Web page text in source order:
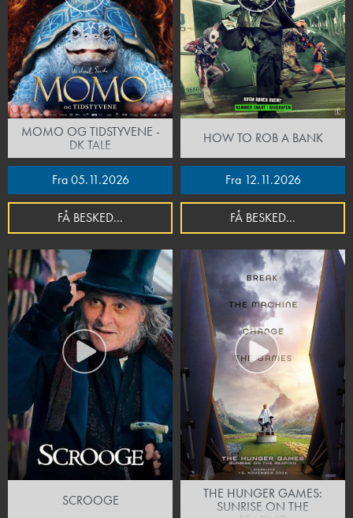
MOMO OG TIDSTYVENE -
DK TALE
Fra 05.11.2026
FÅ BESKED...
HOW TO ROB A BANK
Fra 12.11.2026
FÅ BESKED...
SCROOGE
THE HUNGER GAMES:
SUNRISE ON THE